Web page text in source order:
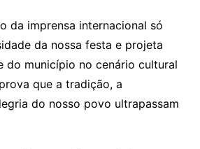
da imprensa internacional só
da nossa festa e projeta
do município no cenário cultural
que a tradição, a
do nosso povo ultrapassam